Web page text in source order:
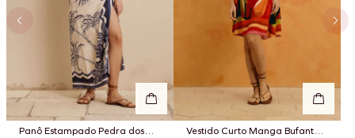
Panô Estampado Pedra dos
Vestido Curto Manga Bufante